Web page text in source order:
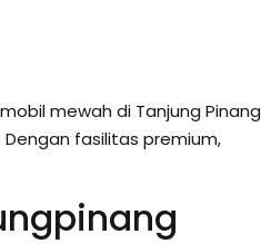
mewah di Tanjung Pinang
fasilitas premium,